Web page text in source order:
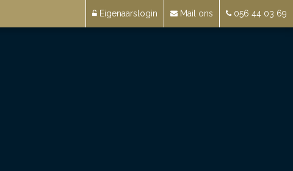
Eigenaarslogin Mail ons 056 44 03 69